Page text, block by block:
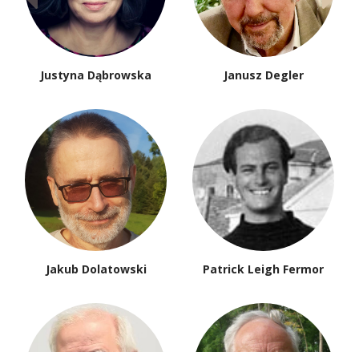
Justyna Dąbrowska Janusz Degler
Jakub Dolatowski Patrick Leigh Fermor